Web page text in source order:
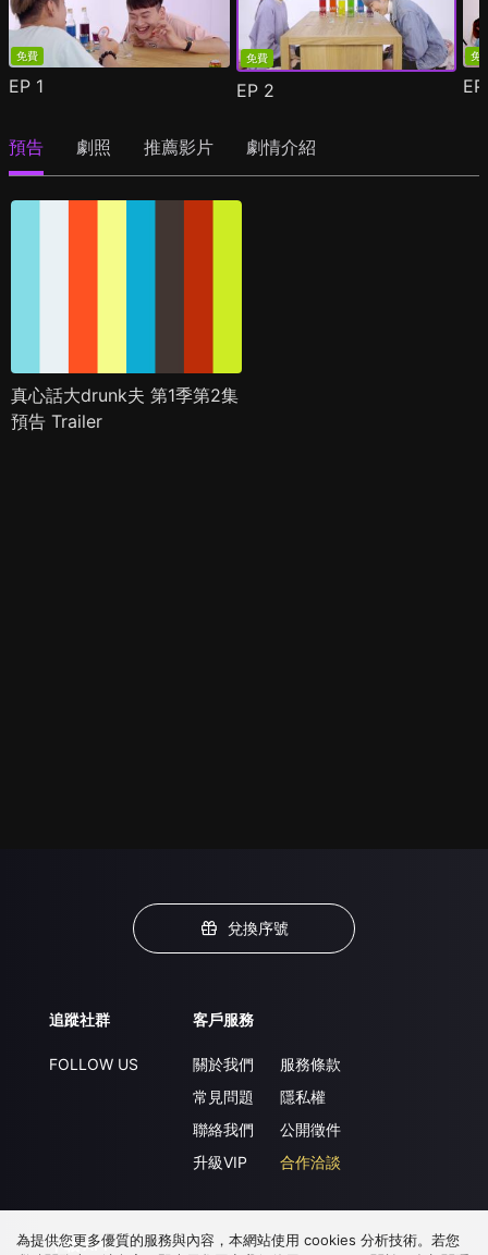
免費
EP 1
免費
EP 2
免
預告 劇照 推薦影片 劇情介紹
真心話大drunk夫 第1季第2集
預告 Trailer
兌換序號
追蹤社群
FOLLOW US
客戶服務
關於我們
常見問題
聯絡我們
升級VIP
服務條款
隱私權
公開徵件
合作洽談
下載 APP
為提供您更多優質的服務與內容，本網站使用 cookies 分析技術。若您